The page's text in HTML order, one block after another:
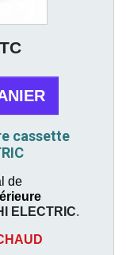
cassette
de
ELECTRIC.